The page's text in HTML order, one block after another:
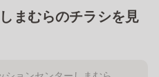
まむらのチラシを見